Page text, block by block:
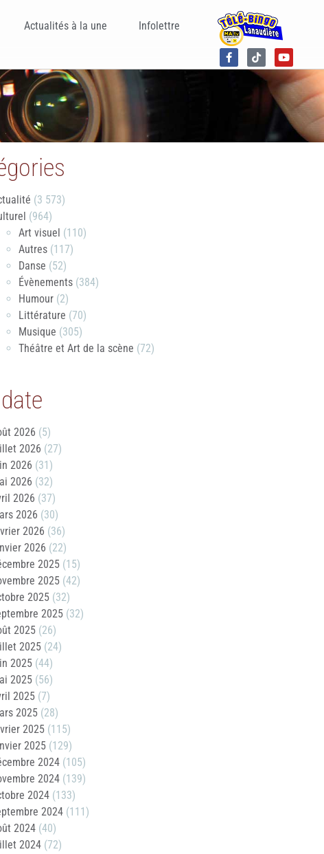
Actualités à la une Infolettre
(3 573)
(964)
Art visuel (110)
Autres (117)
Danse (52)
Évènements (384)
Humour (2)
Littérature (70)
Musique (305)
Théâtre et Art de la scène (72)
2026 (5)
2026 (27)
2026 (31)
2026 (32)
2026 (37)
2026 (30)
2026 (36)
2026 (22)
2025 (15)
2025 (42)
2025 (32)
2025 (32)
2025 (26)
2025 (24)
2025 (44)
2025 (56)
2025 (7)
2025 (28)
2025 (115)
2025 (129)
2024 (105)
2024 (139)
2024 (133)
2024 (111)
2024 (40)
2024 (72)